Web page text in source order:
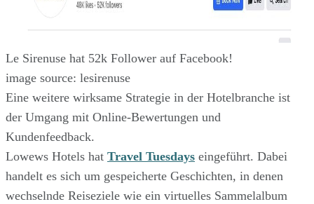
Le Sirenuse hat 52k Follower auf Facebook!
image source: lesirenuse
Eine weitere wirksame Strategie in der Hotelbranche ist
der Umgang mit Online-Bewertungen und
Kundenfeedback.
Lowews Hotels hat Travel Tuesdays eingeführt. Dabei
handelt es sich um gespeicherte Geschichten, in denen
wechselnde Reiseziele wie ein virtuelles Sammelalbum